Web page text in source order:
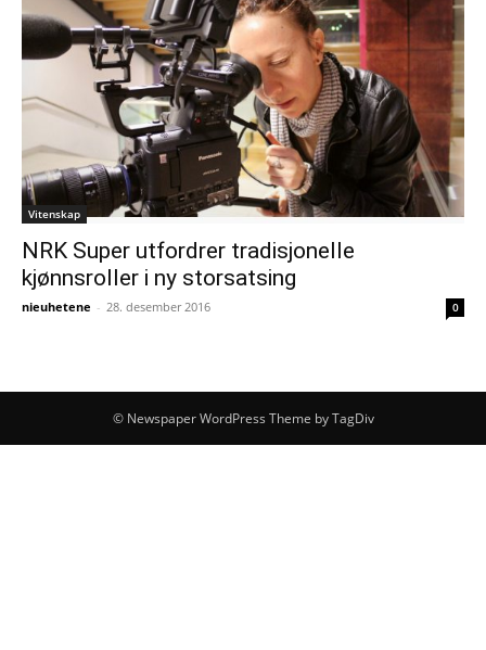
Vitenskap
NRK Super utfordrer tradisjonelle
kjønnsroller i ny storsatsing
nieuhetene - 28. desember 2016 0
© Newspaper WordPress Theme by TagDiv